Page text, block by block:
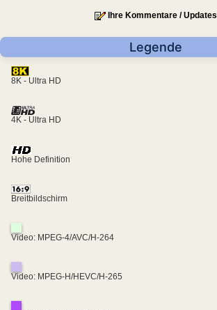
Ihre Kommentare / Updates
Legende
8K - Ultra HD
4K - Ultra HD
Hohe Definition
Breitbildschirm
Video: MPEG-4/AVC/H-264
Video: MPEG-H/HEVC/H-265